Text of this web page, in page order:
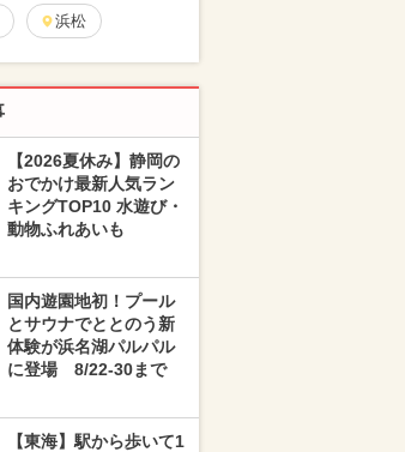
浜松
【2026夏休み】静岡の
おでかけ最新人気ラン
キングTOP10 水遊び・
動物ふれあいも
国内遊園地初！プール
とサウナでととのう新
体験が浜名湖パルパル
に登場 8/22-30まで
【東海】駅から歩いて1